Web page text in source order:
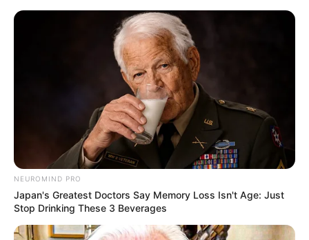
NEUROMIND PRO
Japan's Greatest Doctors Say Memory Loss Isn't Age: Just
Stop Drinking These 3 Beverages